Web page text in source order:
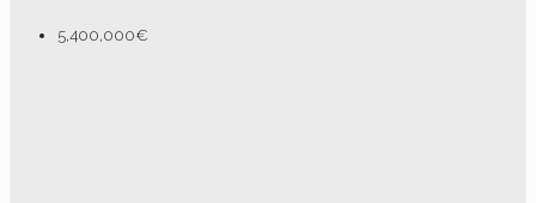
5,400,000€